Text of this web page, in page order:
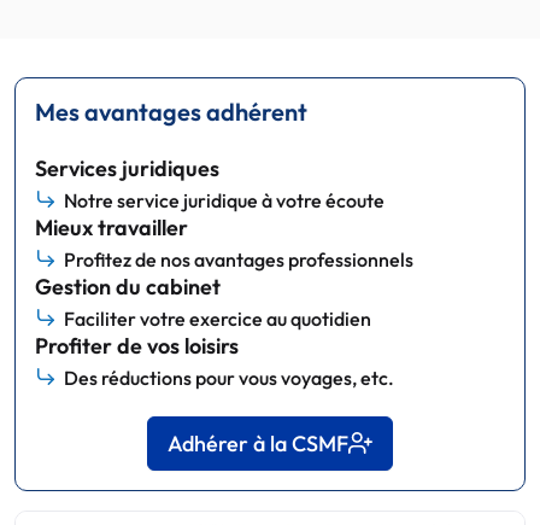
Mes avantages adhérent
Services juridiques
Notre service juridique à votre écoute
Mieux travailler
Profitez de nos avantages professionnels
Gestion du cabinet
Faciliter votre exercice au quotidien
Profiter de vos loisirs
Des réductions pour vous voyages, etc.
Adhérer à la CSMF